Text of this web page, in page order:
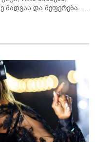
მადგას და მეფერება...“